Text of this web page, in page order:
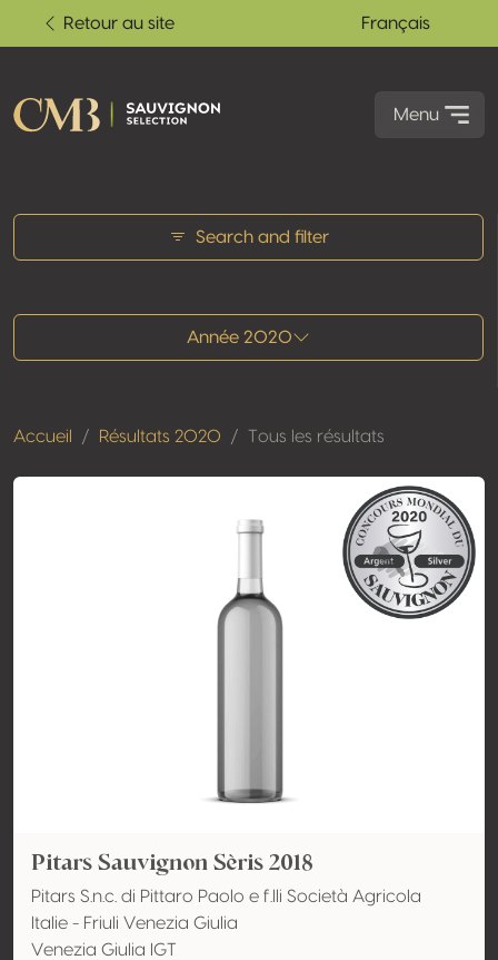
Retour au site Français
Menu
Search and filter
Année 2020
Accueil Résultats 2020 Tous les résultats
Pitars Sauvignon Sèris 2018
Pitars S.n.c. di Pittaro Paolo e f.lli Società Agricola
Italie - Friuli Venezia Giulia
Venezia Giulia IGT